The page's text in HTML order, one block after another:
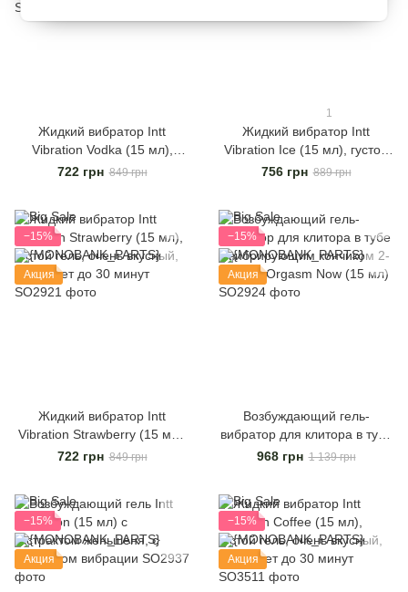
Жидкий вибратор Intt
Vibration Vodka (15 мл),
густой гель, очень вкусный,
722 грн 849 грн
1
Жидкий вибратор Intt
Vibration Ice (15 мл), густой
гель, очень необычный,
756 грн 889 грн
−15%
Акция
Жидкий вибратор Intt
Vibration Strawberry (15 мл),
густой гель, очень вкусный,
722 грн 849 грн
−15%
Акция
Возбуждающий гель-
вибратор для клитора в тубе
с вибрирующим кончиком 2-
968 грн 1 139 грн
−15%
Акция
−15%
Акция